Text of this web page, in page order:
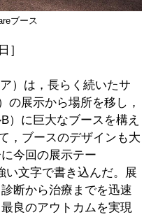
ブース
］
）は，長らく続いたサ
の展示から場所を移し，
）に巨大なブースを構え
，ブースのデザインも大
今回の展示テー
い文字で書き込んだ。展
断から治療までを迅速
良のアウトカムを実現